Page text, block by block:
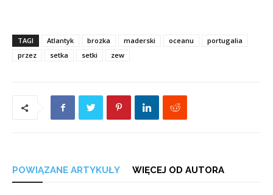
TAGI Atlantyk brozka maderski oceanu
portugalia
przez
setka setki zew
POWIĄZANE ARTYKUŁY WIĘCEJ OD AUTORA